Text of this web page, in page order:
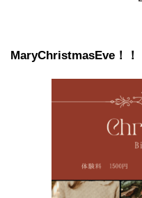
MaryChristmasEve！！